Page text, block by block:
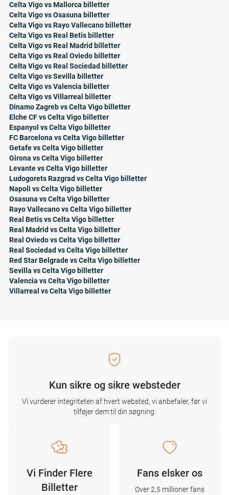
Celta Vigo vs Mallorca billetter
Celta Vigo vs Osasuna billetter
Celta Vigo vs Rayo Vallecano billetter
Celta Vigo vs Real Betis billetter
Celta Vigo vs Real Madrid billetter
Celta Vigo vs Real Oviedo billetter
Celta Vigo vs Real Sociedad billetter
Celta Vigo vs Sevilla billetter
Celta Vigo vs Valencia billetter
Celta Vigo vs Villarreal billetter
Dinamo Zagreb vs Celta Vigo billetter
Elche CF vs Celta Vigo billetter
Espanyol vs Celta Vigo billetter
FC Barcelona vs Celta Vigo billetter
Getafe vs Celta Vigo billetter
Girona vs Celta Vigo billetter
Levante vs Celta Vigo billetter
Ludogorets Razgrad vs Celta Vigo billetter
Napoli vs Celta Vigo billetter
Osasuna vs Celta Vigo billetter
Rayo Vallecano vs Celta Vigo billetter
Real Betis vs Celta Vigo billetter
Real Madrid vs Celta Vigo billetter
Real Oviedo vs Celta Vigo billetter
Real Sociedad vs Celta Vigo billetter
Red Star Belgrade vs Celta Vigo billetter
Sevilla vs Celta Vigo billetter
Valencia vs Celta Vigo billetter
Villarreal vs Celta Vigo billetter
Kun sikre og sikre websteder
Vi vurderer integriteten af ​​hvert websted, vi anbefaler, før vi
tilføjer dem til din søgning.
Vi Finder Flere
Billetter
Fans elsker os
Over 2,5 millioner fans